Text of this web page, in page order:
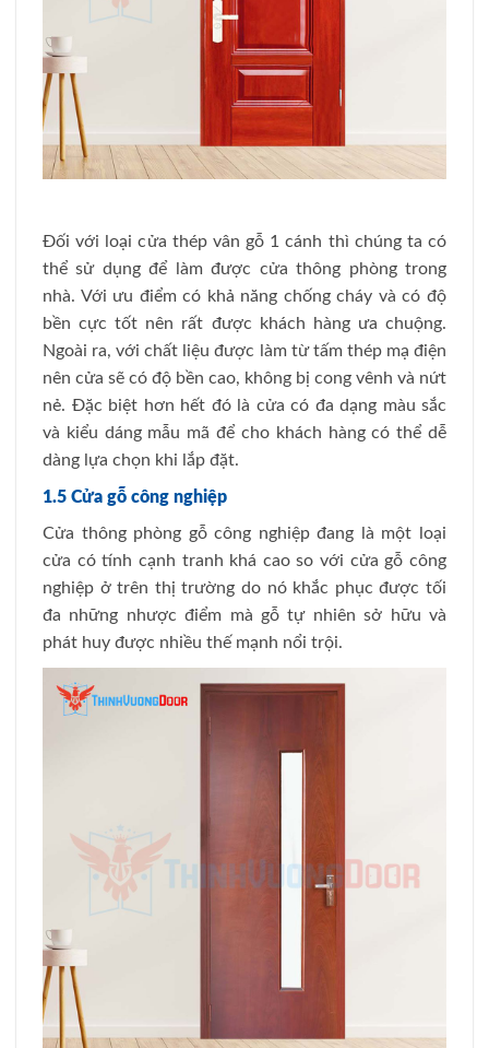
Đối với loại cửa thép vân gỗ 1 cánh thì chúng ta có
thể sử dụng để làm được cửa thông phòng trong
nhà. Với ưu điểm có khả năng chống cháy và có độ
bền cực tốt nên rất được khách hàng ưa chuộng.
Ngoài ra, với chất liệu được làm từ tấm thép mạ điện
nên cửa sẽ có độ bền cao, không bị cong vênh và nứt
nẻ. Đặc biệt hơn hết đó là cửa có đa dạng màu sắc
và kiểu dáng mẫu mã để cho khách hàng có thể dễ
dàng lựa chọn khi lắp đặt.
1.5 Cửa gỗ công nghiệp
Cửa thông phòng gỗ công nghiệp đang là một loại
cửa có tính cạnh tranh khá cao so với cửa gỗ công
nghiệp ở trên thị trường do nó khắc phục được tối
đa những nhược điểm mà gỗ tự nhiên sở hữu và
phát huy được nhiều thế mạnh nổi trội.